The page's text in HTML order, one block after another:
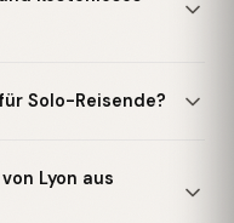
Solo-Reisende?
Lyon aus